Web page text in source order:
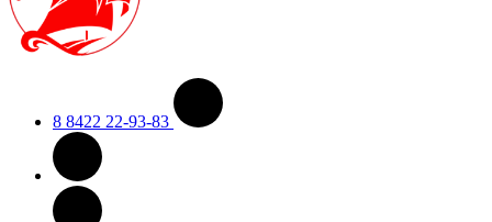
8 8422 22-93-83